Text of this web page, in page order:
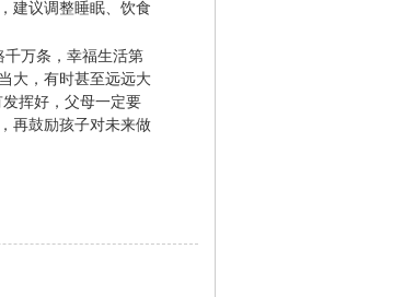
建议调整睡眠、饮食
万条，幸福生活第
大，有时甚至远远大
挥好，父母一定要
再鼓励孩子对未来做